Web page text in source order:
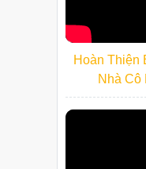
Hoàn Thiện
Nhà Cô